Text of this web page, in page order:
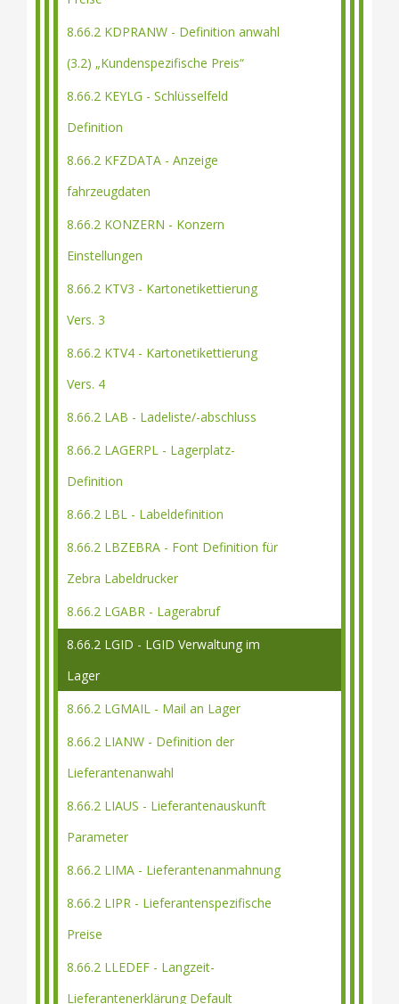
8.66.2 KDPRANW - Definition anwahl
(3.2) „Kundenspezifische Preis“
8.66.2 KEYLG - Schlüsselfeld
Definition
8.66.2 KFZDATA - Anzeige
fahrzeugdaten
8.66.2 KONZERN - Konzern
Einstellungen
8.66.2 KTV3 - Kartonetikettierung
Vers. 3
8.66.2 KTV4 - Kartonetikettierung
Vers. 4
8.66.2 LAB - Ladeliste/-abschluss
8.66.2 LAGERPL - Lagerplatz-
Definition
8.66.2 LBL - Labeldefinition
8.66.2 LBZEBRA - Font Definition für
Zebra Labeldrucker
8.66.2 LGABR - Lagerabruf
8.66.2 LGID - LGID Verwaltung im
Lager
8.66.2 LGMAIL - Mail an Lager
8.66.2 LIANW - Definition der
Lieferantenanwahl
8.66.2 LIAUS - Lieferantenauskunft
Parameter
8.66.2 LIMA - Lieferantenanmahnung
8.66.2 LIPR - Lieferantenspezifische
Preise
8.66.2 LLEDEF - Langzeit-
Lieferantenerklärung Default